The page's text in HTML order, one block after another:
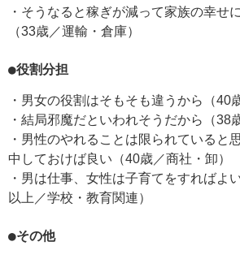
・そうなると稼ぎが減って家族の幸せ
（33歳／運輸・倉庫）
●役割分担
・男女の役割はそもそも違うから（40
・結局邪魔だといわれそうだから（38
・男性のやれることは限られていると
中しておけば良い（40歳／商社・卸）
・男は仕事、女性は子育てをすればよ
以上／学校・教育関連）
●その他